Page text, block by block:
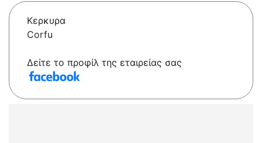
Κερκυρα
Corfu
Δείτε το προφίλ της εταιρείας σας